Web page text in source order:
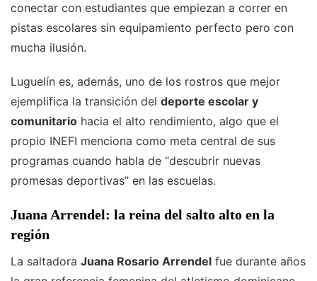
conectar con estudiantes que empiezan a correr en
pistas escolares sin equipamiento perfecto pero con
mucha ilusión.
Luguelín es, además, uno de los rostros que mejor
ejemplifica la transición del deporte escolar y
comunitario hacia el alto rendimiento, algo que el
propio INEFI menciona como meta central de sus
programas cuando habla de “descubrir nuevas
promesas deportivas” en las escuelas.
Juana Arrendel: la reina del salto alto en la
región
La saltadora Juana Rosario Arrendel fue durante años